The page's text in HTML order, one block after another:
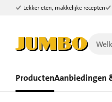
Ga naar zoeken
Ga naar hoofdinhoud
Lekker eten, makkelijke recepten
ProductenAanbiedingen